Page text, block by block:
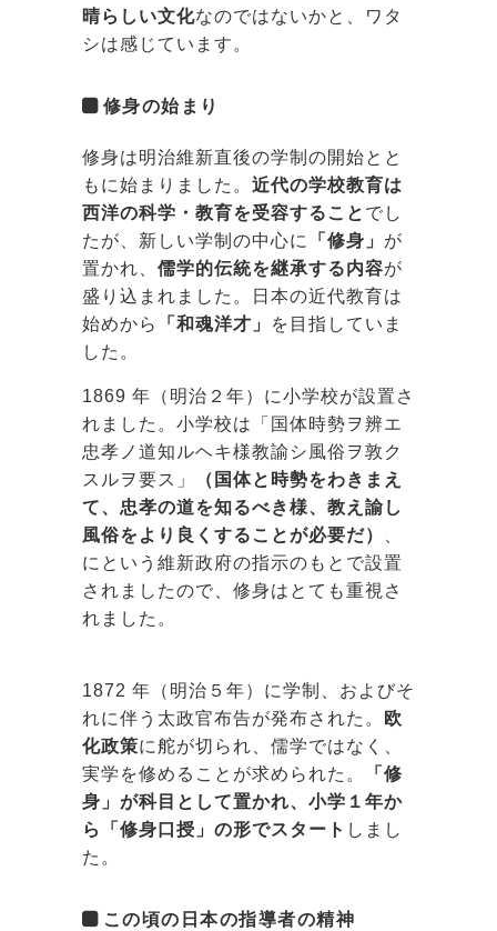
晴らしい文化なのではないかと、ワタ
シは感じています。
修身の始まり
修身は明治維新直後の学制の開始とと
もに始まりました。 近代の学校教育は
西洋の科学・教育を受容すること でし
たが、新しい学制の中心に
「修身」 が
置かれ、 儒学的伝統を継承する内容が
盛り込まれました。日本の近代教育は
始めから
「和魂洋才」
を目指していま
した。
1869 年（明治２年）に小学校が設置さ
れました。小学校は「国体時勢ヲ辨エ
忠孝ノ道知ルヘキ様教諭シ風俗ヲ敦ク
スルヲ要ス」
（国体と時勢をわきまえ
て、忠孝の道を知るべき様、教え諭し
風俗をより良くすることが必要だ）
にという維新政府の指示のもとで設置
されましたので、修身はとても重視さ
れました。
1872 年（明治５年）に学制、およびそ
れに伴う太政官布告が発布された。
欧
化政策に舵が切られ、儒学ではなく、
実学を修めることが求められた。
「修
身」が科目として置かれ、小学１年か
ら「修身口授」の形でスタート しまし
た。
この頃の日本の指導者の精神